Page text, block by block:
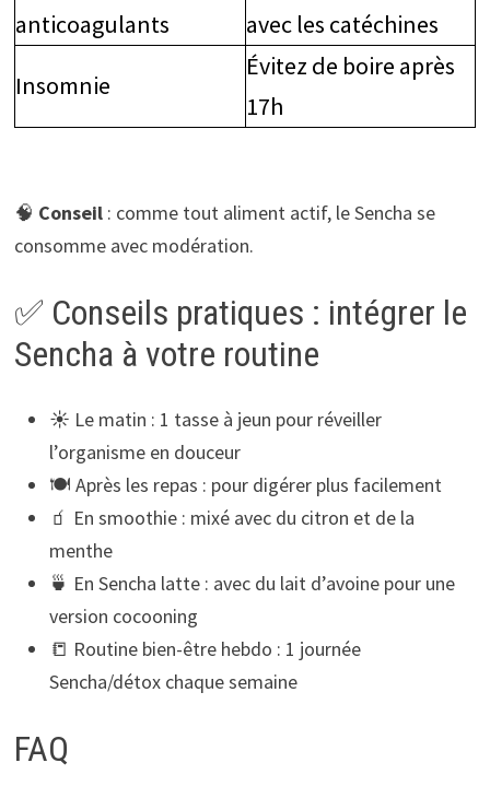
anticoagulants
avec les catéchines
Insomnie
Évitez de boire après
17h
🧠 Conseil : comme tout aliment actif, le Sencha se
consomme avec modération.
✅ Conseils pratiques : intégrer le
Sencha à votre routine
☀️ Le matin : 1 tasse à jeun pour réveiller
l’organisme en douceur
🍽️ Après les repas : pour digérer plus facilement
🧃 En smoothie : mixé avec du citron et de la
menthe
🍵 En Sencha latte : avec du lait d’avoine pour une
version cocooning
📒 Routine bien-être hebdo : 1 journée
Sencha/détox chaque semaine
FAQ